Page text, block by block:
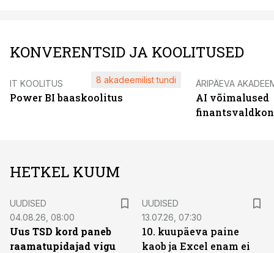
KONVERENTSID JA KOOLITUSED
IT KOOLITUS
Power BI baaskoolitus
8 akadeemilist tundi ÄRIPÄEVA
AI võimalused
HETKEL KUUM
UUDISED
04.08.26, 08:00
Uus TSD kord paneb
raamatupidajad vigu
UUDISED
13.07.26, 07:30
10. kuupäeva paine
kaob ja Excel enam ei